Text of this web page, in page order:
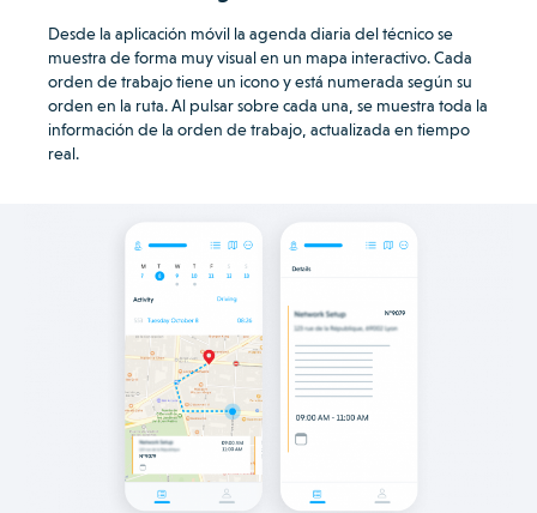
Desde la aplicación móvil la agenda diaria del técnico se
muestra de forma muy visual en un mapa interactivo. Cada
orden de trabajo tiene un icono y está numerada según su
orden en la ruta.Al pulsar sobre cada una, se muestra toda la
información de la orden de trabajo, actualizada en tiempo
real.